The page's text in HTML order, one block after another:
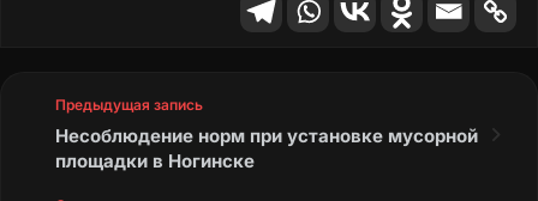
С принятыми актами прокурорского
реагирования и, в дальнейшем, с
Предыдущая запись
Несоблюдение норм при установке мусорной
площадки в Ногинске